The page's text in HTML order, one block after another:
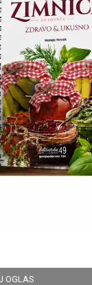
OGLAS